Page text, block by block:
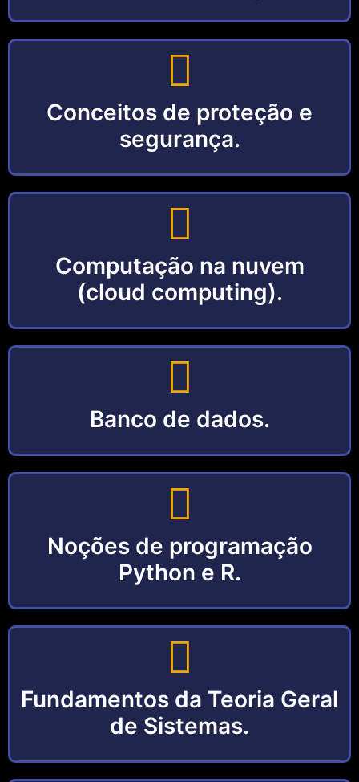
Conceitos de proteção e
segurança.
Computação na nuvem
(cloud computing).
Banco de dados.
Noções de programação
Python e R.
Fundamentos da Teoria Geral
de Sistemas.